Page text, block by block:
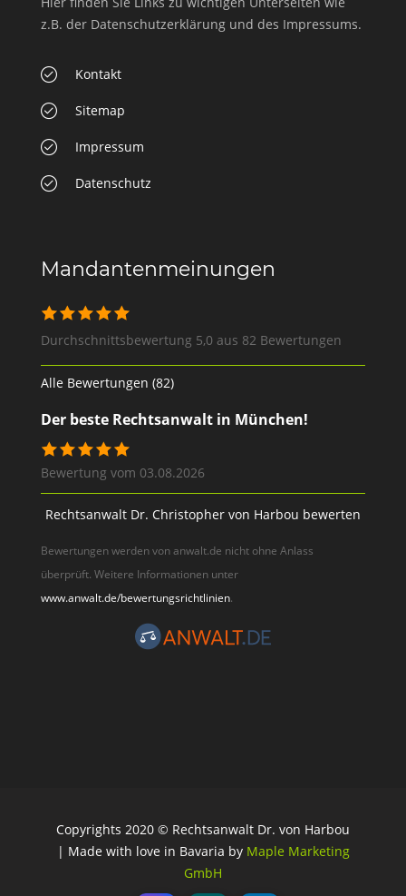
z.B. der Datenschutzerklärung und des Impressums.
Kontakt
Sitemap
Impressum
Datenschutz
Mandantenmeinungen
Durchschnittsbewertung 5,0 aus 82 Bewertungen
Alle Bewertungen (82)
Der beste Rechtsanwalt in München!
Bewertung vom 03.08.2026
Rechtsanwalt Dr. Christopher von Harbou bewerten
Bewertungen werden von anwalt.de nicht ohne Anlass
überprüft. Weitere Informationen unter
www.anwalt.de/bewertungsrichtlinien.
Copyrights 2020 © Rechtsanwalt Dr. von Harbou
| Made with love in Bavaria by Maple Marketing
GmbH